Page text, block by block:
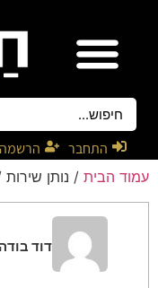
התחבר הרשמה
עמוד הבית / נותן
דוד